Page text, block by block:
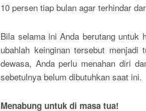
10 persen tiap bulan agar terhindar
Bila selama ini Anda berutang untuk
ubahlah keinginan tersebut menjadi
dewasa, Anda perlu menahan diri
sebetulnya belum dibutuhkan saat ini.
Menabung untuk di masa tua!